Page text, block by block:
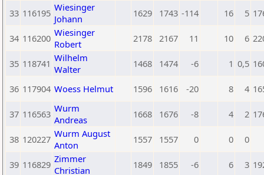
33 116195 Wiesinger
Johann
1629 1743 -114 16 5
34 116200 Wiesinger
Robert
2178 2167 11 10 6
35 118741 Wilhelm
Walter
1468 1474 -6 1 0,5
36 117904 Woess Helmut 1596 1616 -20 8 4
37 116563 Wurm
Andreas
1668 1676 -8 4 2
38 120227 Wurm August
Anton
1557 1557 0 0 0
39 116829 Zimmer
Christian
1849 1855 -6 6 3